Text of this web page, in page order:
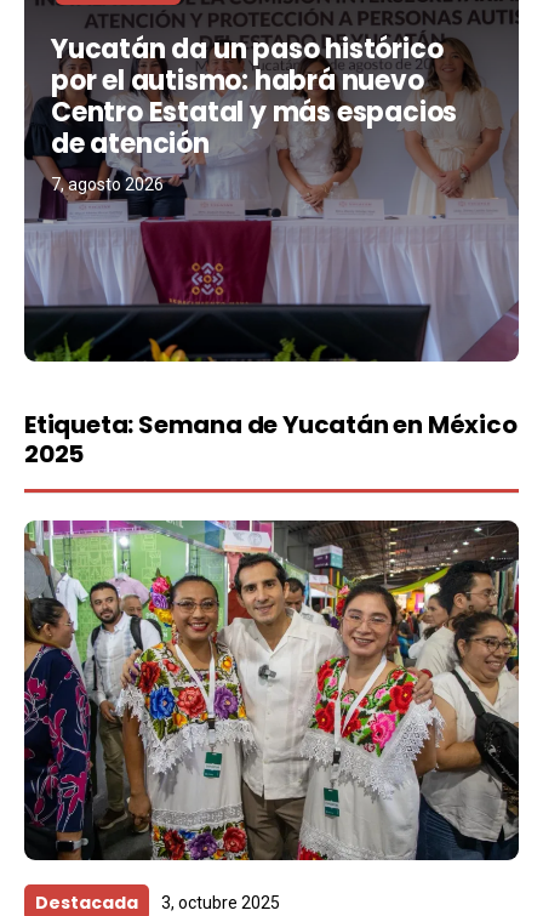
Yucatán da un paso histórico
por el autismo: habrá nuevo
Centro Estatal y más espacios
de atención
7, agosto 2026
Etiqueta:Semana de Yucatán en México
2025
Destacada 3, octubre 2025